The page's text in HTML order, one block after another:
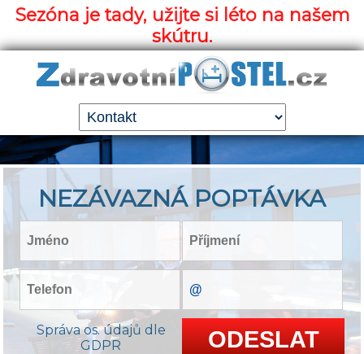
Sezóna je tady, užijte si léto na našem
skútru.
NEZÁVAZNÁ POPTÁVKA
Správa os. údajů dle
GDPR